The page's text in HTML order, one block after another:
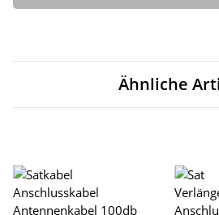
Ähnliche